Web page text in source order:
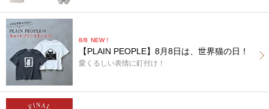
8/8 NEW！
【PLAIN PEOPLE】8月8日は、世界猫の日！
愛くるしい表情に釘付け！